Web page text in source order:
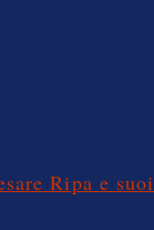
Ripa e suoi